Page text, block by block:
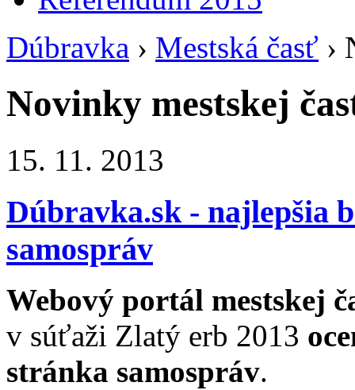
Dúbravka › Mestská časť ›
Novinky mestskej
15. 11. 2013
Dúbravka.sk - najlepšia
samospráv
Webový portál mestskej
v súťaži Zlatý erb 2013
stránka samospráv.